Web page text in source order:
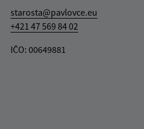
starosta@pavlovce.eu
+421 47 569 84 02
IČO: 00649881